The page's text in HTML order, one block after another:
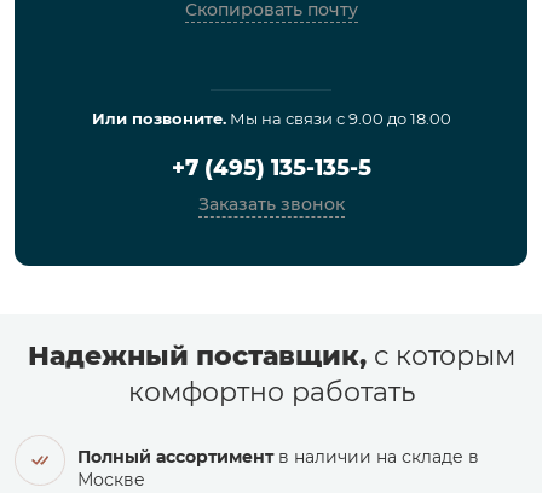
Скопировать почту
Или позвоните.Мы на связи с 9.00 до 18.00
+7 (495) 135-135-5
Заказать звонок
Надежный поставщик,с которым
комфортно работать
Полный ассортиментв наличии на складе в
Москве